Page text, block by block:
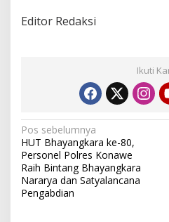
Editor Redaksi
Ikuti
N
a
v
i
Pos sebelumnya
HUT Bhayangkara ke-80,
Personel Polres Konawe
Raih Bintang Bhayangkara
Nararya dan Satyalancana
Pengabdian